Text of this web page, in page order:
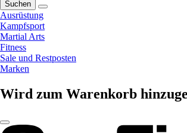
Suchen
Ausrüstung
Kampfsport
Martial Arts
Fitness
Sale und Restposten
Marken
Wird zum Warenkorb